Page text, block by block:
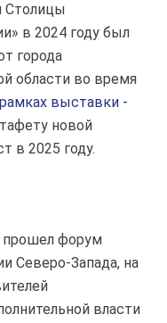
Столицы
в 2024 году был
города
области во время
выставки -
новой
в 2025 году.
прошел форум
Северо-Запада, на
власти